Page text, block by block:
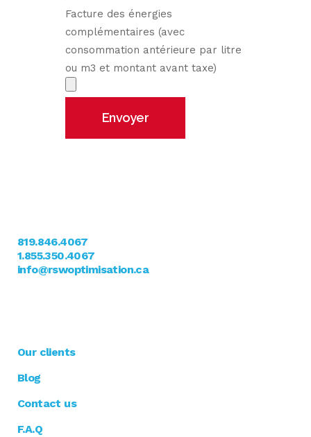
Facture des énergies
complémentaires (avec
consommation antérieure par litre
ou m3 et montant avant taxe)
819.846.4067
1.855.350.4067
info@rswoptimisation.ca
Our clients
Blog
Contact us
F.A.Q